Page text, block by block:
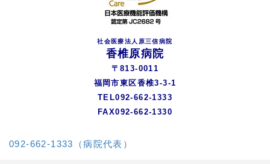
社会医療法人原三信病院
香椎原病院
〒813-0011
福岡市東区香椎3-3-1
TEL092-662-1333
FAX092-662-1330
092-662-1333（病院代表）